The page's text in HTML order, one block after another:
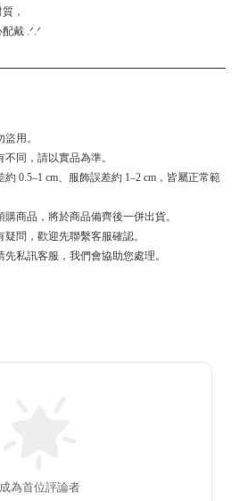
，
戴 .ᐟ.ᐟ
用。
同，請以實品為準。
0.5–1 cm、服飾誤差約 1–2 cm，皆屬正常範
商品，將於商品備齊後一併出貨。
問，歡迎先聯繫客服確認。
私訊客服，我們會協助您處理。
成為首位評論者